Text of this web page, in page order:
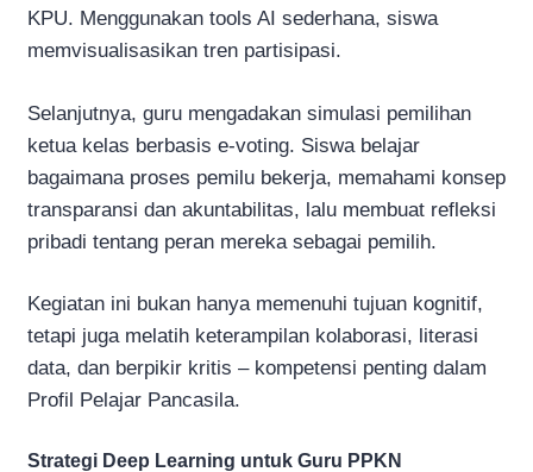
KPU. Menggunakan tools AI sederhana, siswa
memvisualisasikan tren partisipasi.
Selanjutnya, guru mengadakan simulasi pemilihan
ketua kelas berbasis e-voting. Siswa belajar
bagaimana proses pemilu bekerja, memahami konsep
transparansi dan akuntabilitas, lalu membuat refleksi
pribadi tentang peran mereka sebagai pemilih.
Kegiatan ini bukan hanya memenuhi tujuan kognitif,
tetapi juga melatih keterampilan kolaborasi, literasi
data, dan berpikir kritis – kompetensi penting dalam
Profil Pelajar Pancasila.
Strategi Deep Learning untuk Guru PPKN